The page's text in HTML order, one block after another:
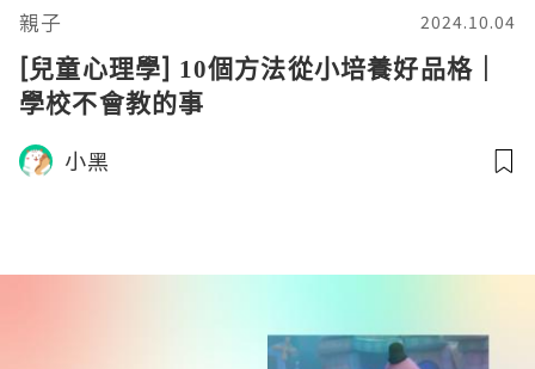
親子 2024.10.04
[兒童心理學] 10個方法從小培養好品格｜
學校不會教的事
小黑